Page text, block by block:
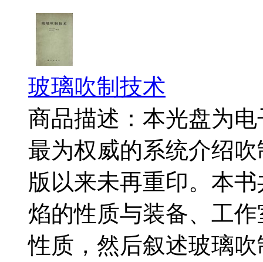
玻璃吹制技术
商品描述：本光盘为
最为权威的系统介绍
版以来未再重印。本
焰的性质与装备、工
性质，然后叙述玻璃